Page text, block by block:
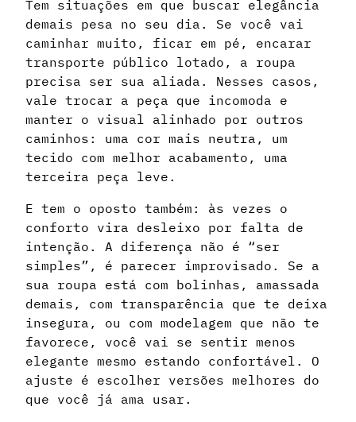
Tem situações em que buscar elegância
demais pesa no seu dia. Se você vai
caminhar muito, ficar em pé, encarar
transporte público lotado, a roupa
precisa ser sua aliada. Nesses casos,
vale trocar a peça que incomoda e
manter o visual alinhado por outros
caminhos: uma cor mais neutra, um
tecido com melhor acabamento, uma
terceira peça leve.
E tem o oposto também: às vezes o
conforto vira desleixo por falta de
intenção. A diferença não é “ser
simples”, é parecer improvisado. Se a
sua roupa está com bolinhas, amassada
demais, com transparência que te deixa
insegura, ou com modelagem que não te
favorece, você vai se sentir menos
elegante mesmo estando confortável. O
ajuste é escolher versões melhores do
que você já ama usar.